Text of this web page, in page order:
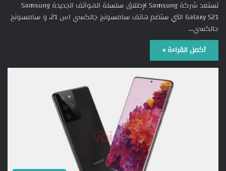
تستعد شركة Samsung لإطلاق سلسلة الهواتف الجديدة Samsung
Galaxy S21 التي ستضم هاتف سامسونج جالكسي اس 21، و سامسونج
جالكسي…
أكمل القراءة »